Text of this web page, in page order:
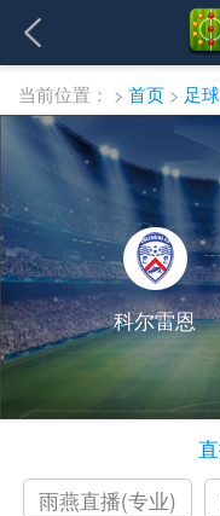
当前位置： > 首页 > 足
科尔雷恩
雨燕直播(专业)